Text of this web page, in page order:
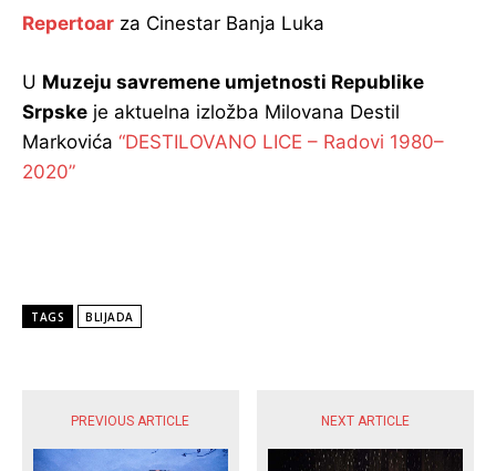
Repertoar za Cinestar Banja Luka
U Muzeju savremene umjetnosti Republike
Srpske je aktuelna izložba Milovana Destil
Markovića “DESTILOVANO LICE – Radovi 1980–
2020”
TAGS BLIJADA
PREVIOUS ARTICLE NEXT ARTICLE